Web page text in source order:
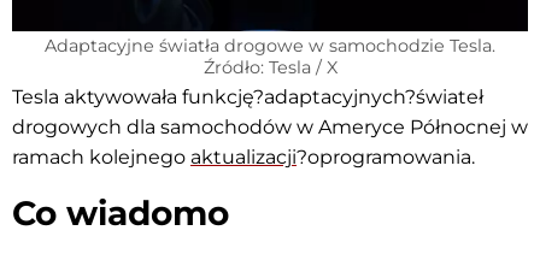
Adaptacyjne światła drogowe w samochodzie Tesla.
Źródło: Tesla / X
Tesla aktywowała funkcję?adaptacyjnych?świateł
drogowych dla samochodów w Ameryce Północnej w
ramach kolejnego aktualizacji?oprogramowania.
Co wiadomo